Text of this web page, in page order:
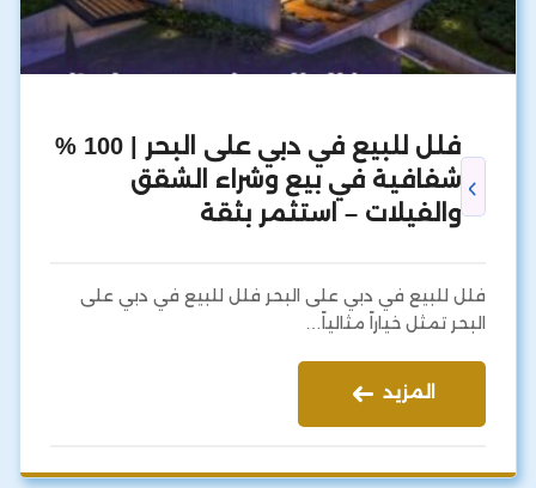
فلل للبيع في دبي على البحر | 100 %
شفافية في بيع وشراء الشقق
والفيلات – استثمر بثقة
فلل للبيع في دبي على البحر فلل للبيع في دبي على
البحر تمثل خياراً مثالياً…
المزيد